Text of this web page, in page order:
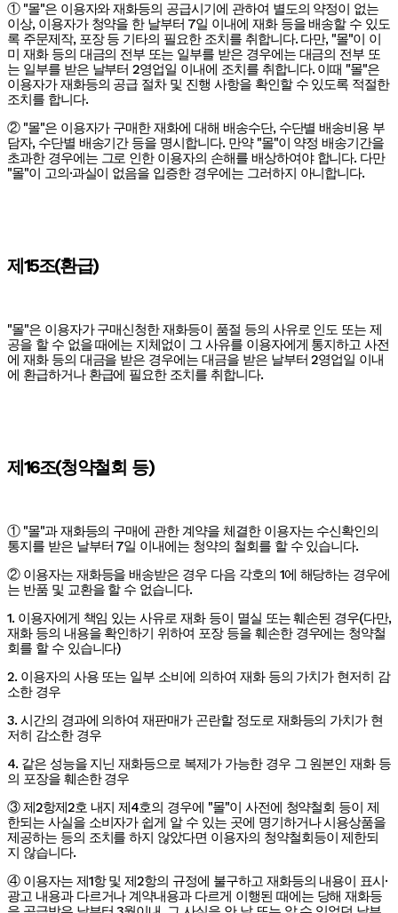
① "몰"은 이용자와 재화등의 공급시기에 관하여 별도의 약정이 없는
이상, 이용자가 청약을 한 날부터 7일 이내에 재화 등을 배송할 수 있도
록 주문제작, 포장 등 기타의 필요한 조치를 취합니다. 다만, "몰"이 이
미 재화 등의 대금의 전부 또는 일부를 받은 경우에는 대금의 전부 또
는 일부를 받은 날부터 2영업일 이내에 조치를 취합니다. 이때 "몰"은
이용자가 재화등의 공급 절차 및 진행 사항을 확인할 수 있도록 적절한
조치를 합니다.
② "몰"은 이용자가 구매한 재화에 대해 배송수단, 수단별 배송비용 부
담자, 수단별 배송기간 등을 명시합니다. 만약 "몰"이 약정 배송기간을
초과한 경우에는 그로 인한 이용자의 손해를 배상하여야 합니다. 다만
"몰"이 고의·과실이 없음을 입증한 경우에는 그러하지 아니합니다.
제15조(환급)
"몰"은 이용자가 구매신청한 재화등이 품절 등의 사유로 인도 또는 제
공을 할 수 없을 때에는 지체없이 그 사유를 이용자에게 통지하고 사전
에 재화 등의 대금을 받은 경우에는 대금을 받은 날부터 2영업일 이내
에 환급하거나 환급에 필요한 조치를 취합니다.
제16조(청약철회 등)
① "몰"과 재화등의 구매에 관한 계약을 체결한 이용자는 수신확인의
통지를 받은 날부터 7일 이내에는 청약의 철회를 할 수 있습니다.
② 이용자는 재화등을 배송받은 경우 다음 각호의 1에 해당하는 경우에
는 반품 및 교환을 할 수 없습니다.
1. 이용자에게 책임 있는 사유로 재화 등이 멸실 또는 훼손된 경우(다만,
재화 등의 내용을 확인하기 위하여 포장 등을 훼손한 경우에는 청약철
회를 할 수 있습니다)
2. 이용자의 사용 또는 일부 소비에 의하여 재화 등의 가치가 현저히 감
소한 경우
3. 시간의 경과에 의하여 재판매가 곤란할 정도로 재화등의 가치가 현
저히 감소한 경우
4. 같은 성능을 지닌 재화등으로 복제가 가능한 경우 그 원본인 재화 등
의 포장을 훼손한 경우
③ 제2항제2호 내지 제4호의 경우에 "몰"이 사전에 청약철회 등이 제
한되는 사실을 소비자가 쉽게 알 수 있는 곳에 명기하거나 시용상품을
제공하는 등의 조치를 하지 않았다면 이용자의 청약철회등이 제한되
지 않습니다.
④ 이용자는 제1항 및 제2항의 규정에 불구하고 재화등의 내용이 표시·
광고 내용과 다르거나 계약내용과 다르게 이행된 때에는 당해 재화등